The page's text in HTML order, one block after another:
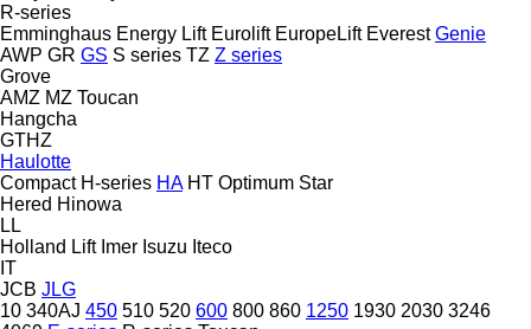
R-series
Emminghaus Energy Lift Eurolift EuropeLift Everest Genie
AWP GR GS S series TZ Z series
Grove
AMZ MZ Toucan
Hangcha
GTHZ
Haulotte
Compact H-series HA HT Optimum Star
Hered Hinowa
LL
Holland Lift Imer Isuzu Iteco
IT
JCB JLG
10 340AJ 450 510 520 600 800 860 1250 1930 2030 3246